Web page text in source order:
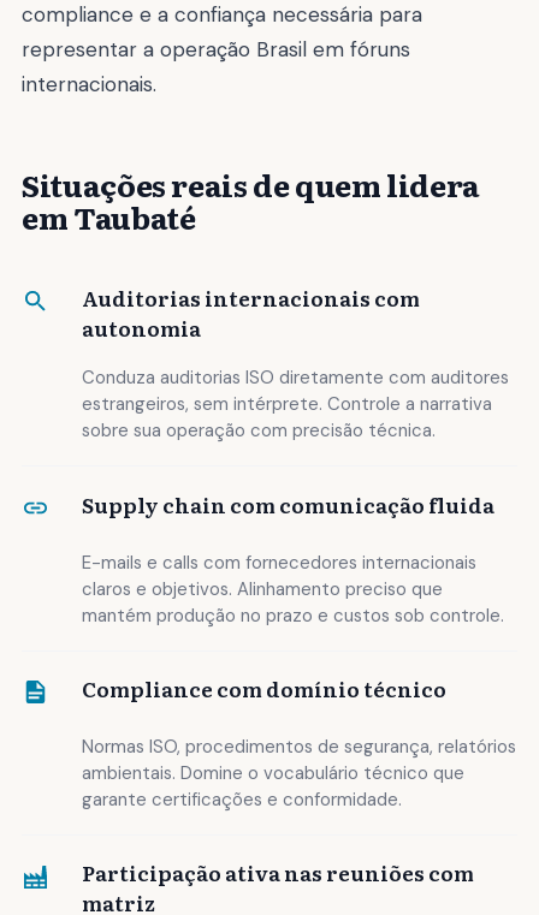
compliance e a confiança necessária para
representar a operação Brasil em fóruns
internacionais.
Situações reais de quem lidera
em Taubaté
Auditorias internacionais com
autonomia
Conduza auditorias ISO diretamente com auditores
estrangeiros, sem intérprete. Controle a narrativa
sobre sua operação com precisão técnica.
Supply chain com comunicação fluida
E-mails e calls com fornecedores internacionais
claros e objetivos. Alinhamento preciso que
mantém produção no prazo e custos sob controle.
Compliance com domínio técnico
Normas ISO, procedimentos de segurança, relatórios
ambientais. Domine o vocabulário técnico que
garante certificações e conformidade.
Participação ativa nas reuniões com
matriz